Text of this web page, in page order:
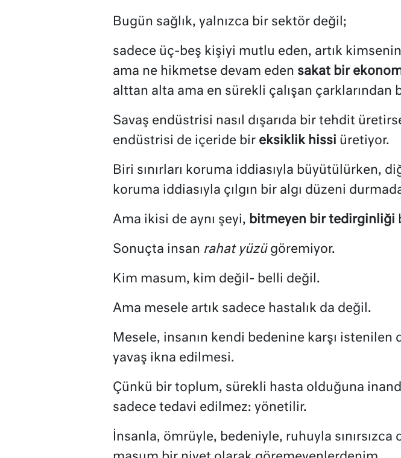
Bugün sağlık, yalnızca bir sektör değil;
sadece üç-beş kişiyi mutlu eden, artık kimsenin
ama ne hikmetse devam eden sakat bir
alttan alta ama en sürekli çalışan çarklarından
Savaş endüstrisi nasıl dışarıda bir tehdit
endüstrisi de içeride bir eksiklik hissi üretiyor.
Biri sınırları koruma iddiasıyla büyütülürken,
koruma iddiasıyla çılgın bir algı düzeni
Ama ikisi de aynı şeyi, bitmeyen bir tedirginliği
Sonuçta insan rahat yüzügöremiyor.
Kim masum, kim değil- belli değil.
Ama mesele artık sadece hastalık da değil.
Mesele, insanın kendi bedenine karşı istenilen
yavaş ikna edilmesi.
Çünkü bir toplum, sürekli hasta olduğuna
sadece tedavi edilmez: yönetilir.
İnsanla, ömrüyle, bedeniyle, ruhuyla sınırsızca